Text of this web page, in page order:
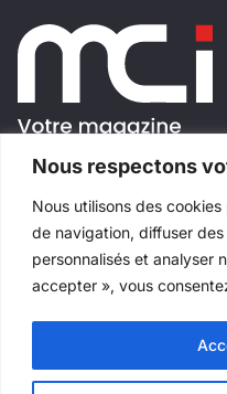
Nous respectons
Nous utilisons des
de navigation, diffuser
personnalisés et analyser
accepter », vous
SUIVEZ-NOUS!
Tous droits réservés